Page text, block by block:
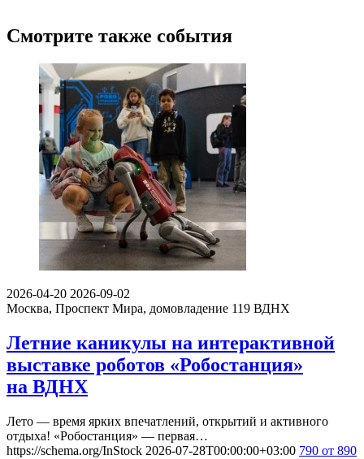
Смотрите также события
2026-04-20 2026-09-02
Москва, Проспект Мира, домовладение 119 ВДНХ
Летние каникулы на интерактивной
выставке роботов «Робостанция»
на ВДНХ
Лето — время ярких впечатлений, открытий и активного
отдыха! «Робостанция» — первая…
https://schema.org/InStock 2026-07-28T00:00:00+03:00 790 от 890